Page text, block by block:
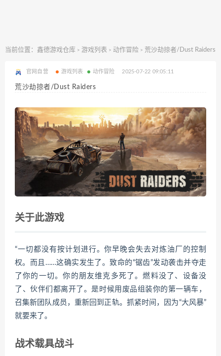
当前位置： 鑫德游戏仓库 > 游戏列表 > 动作冒险 > 荒沙劫掠者/Dust Raiders
官网自营 游戏列表 动作冒险 2025-07-22 09:05:11
荒沙劫掠者/Dust Raiders
关于此游戏
“一切都没有按计划进行。你早晚会失去对炼油厂的控制
权。而且……这确实发生了。致命的“锯齿”发动袭击并夺走
了你的一切。你的朋友维克多死了。燃料没了、设备没
了、伙伴们都离开了。是时候用废品组装你的第一辆车，
召集新团队成员，重新回到正轨。抓紧时间，因为“大风暴”
就要来了。
战术载具战斗